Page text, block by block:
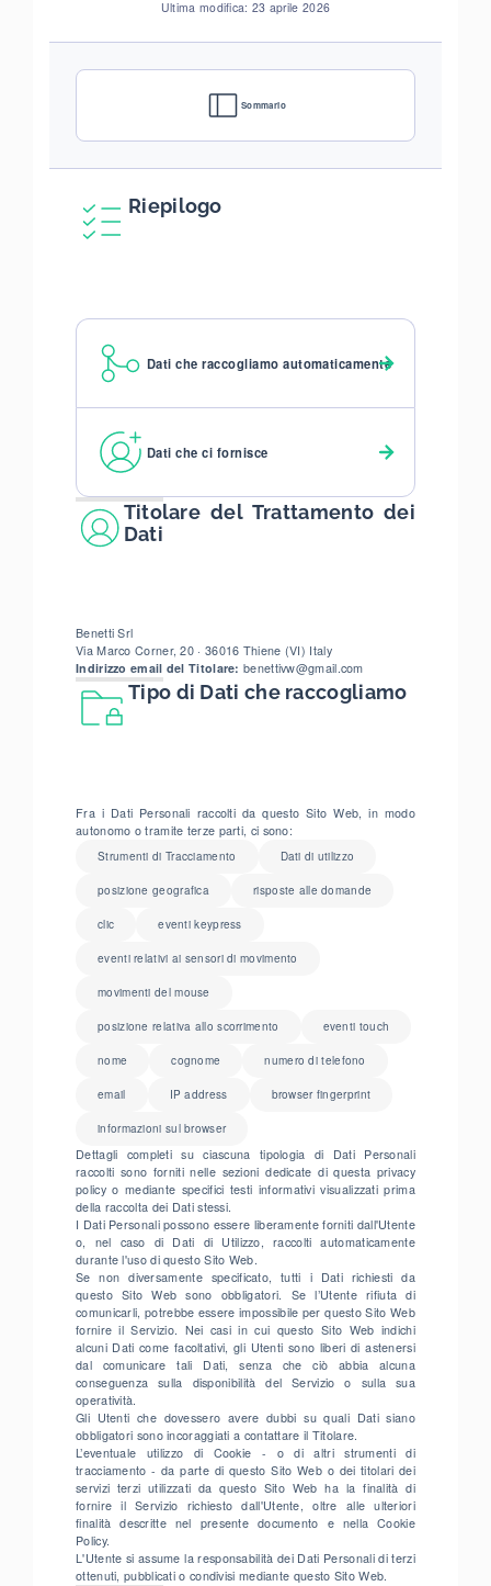
Ultima modifica: 23 aprile 2026
Sommario
Riepilogo
Dati che raccogliamo automaticamente
Dati che ci fornisce
Titolare del Trattamento dei
Dati
Benetti Srl
Via Marco Corner, 20 · 36016 Thiene (VI) Italy
Indirizzo email del Titolare: benettivw@gmail.com
Tipo di Dati che raccogliamo
Fra i Dati Personali raccolti da questo Sito Web, in modo
autonomo o tramite terze parti, ci sono:
Strumenti di Tracciamento Dati di utilizzo
posizione geografica risposte alle domande
clic eventi keypress
eventi relativi ai sensori di movimento
movimenti del mouse
posizione relativa allo scorrimento eventi touch
nome cognome numero di telefono
email IP address browser fingerprint
informazioni sul browser
Dettagli completi su ciascuna tipologia di Dati Personali
raccolti sono forniti nelle sezioni dedicate di questa privacy
policy o mediante specifici testi informativi visualizzati prima
della raccolta dei Dati stessi.
I Dati Personali possono essere liberamente forniti dall'Utente
o, nel caso di Dati di Utilizzo, raccolti automaticamente
durante l'uso di questo Sito Web.
Se non diversamente specificato, tutti i Dati richiesti da
questo Sito Web sono obbligatori. Se l’Utente rifiuta di
comunicarli, potrebbe essere impossibile per questo Sito Web
fornire il Servizio. Nei casi in cui questo Sito Web indichi
alcuni Dati come facoltativi, gli Utenti sono liberi di astenersi
dal comunicare tali Dati, senza che ciò abbia alcuna
conseguenza sulla disponibilità del Servizio o sulla sua
operatività.
Gli Utenti che dovessero avere dubbi su quali Dati siano
obbligatori sono incoraggiati a contattare il Titolare.
L’eventuale utilizzo di Cookie - o di altri strumenti di
tracciamento - da parte di questo Sito Web o dei titolari dei
servizi terzi utilizzati da questo Sito Web ha la finalità di
fornire il Servizio richiesto dall'Utente, oltre alle ulteriori
finalità descritte nel presente documento e nella Cookie
Policy.
L'Utente si assume la responsabilità dei Dati Personali di terzi
ottenuti, pubblicati o condivisi mediante questo Sito Web.